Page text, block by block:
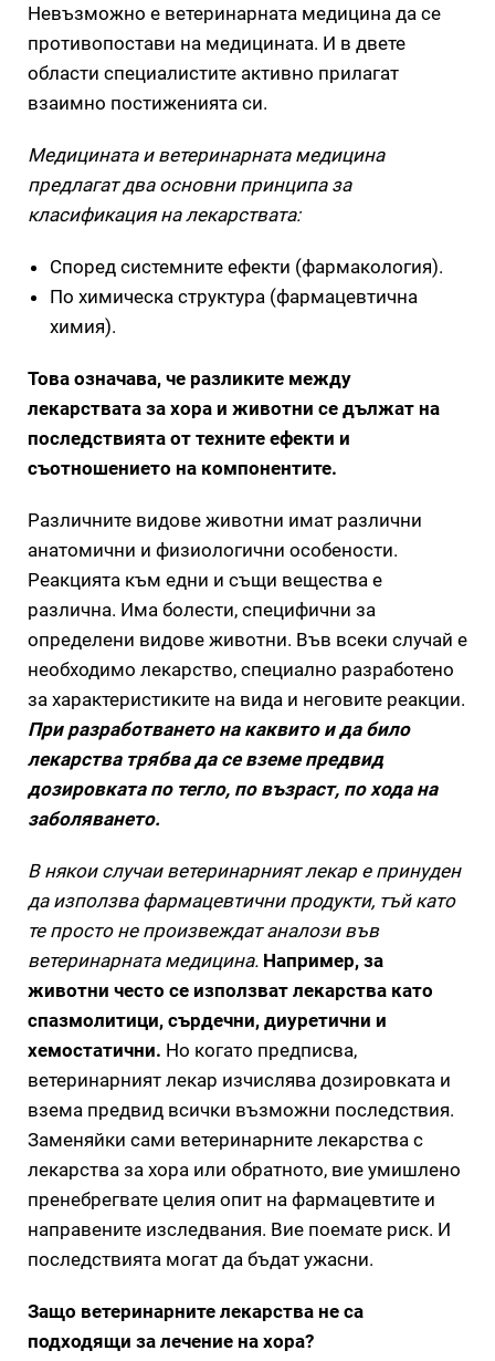
Невъзможно е ветеринарната медицина да се
противопостави на медицината. И в двете
области специалистите активно прилагат
взаимно постиженията си.
Медицината и ветеринарната медицина
предлагат два основни принципа за
класификация на лекарствата:
Според системните ефекти (фармакология).
По химическа структура (фармацевтична
химия).
Това означава, че разликите между
лекарствата за хора и животни се дължат на
последствията от техните ефекти и
съотношението на компонентите.
Различните видове животни имат различни
анатомични и физиологични особености.
Реакцията към едни и същи вещества е
различна. Има болести, специфични за
определени видове животни. Във всеки случай е
необходимо лекарство, специално разработено
за характеристиките на вида и неговите реакции.
При разработването на каквито и да било
лекарства трябва да се вземе предвид
дозировката по тегло, по възраст, по хода на
заболяването.
В някои случаи ветеринарният лекар е принуден
да използва фармацевтични продукти, тъй като
те просто не произвеждат аналози във
ветеринарната медицина. Например, за
животни често се използват лекарства като
спазмолитици, сърдечни, диуретични и
хемостатични. Но когато предписва,
ветеринарният лекар изчислява дозировката и
взема предвид всички възможни последствия.
Заменяйки сами ветеринарните лекарства с
лекарства за хора или обратното, вие умишлено
пренебрегвате целия опит на фармацевтите и
направените изследвания. Вие поемате риск. И
последствията могат да бъдат ужасни.
Защо ветеринарните лекарства не са
подходящи за лечение на хора?